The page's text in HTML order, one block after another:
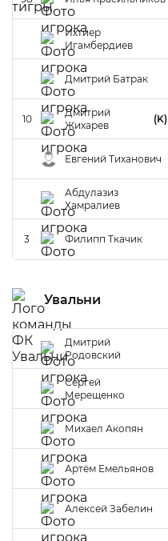
Ихтиер
Игамбердиев
Дмитрий Батрак
10
Дмитрий
Жихарев
(K)
Евгений Тиханович
Абдулазиз
Хамралиев
3 Филипп Ткачик
Увальни
Дмитрий
Родовский
Сергей
Мерещенко
Михаел Акопян
Артём Емельянов
Алексей Забелин